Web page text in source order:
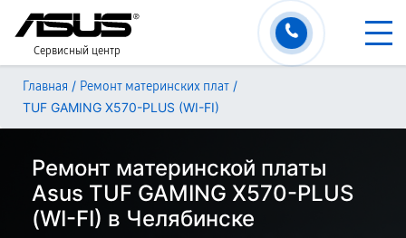
Сервисный центр
Главная / Ремонт материнских плат /
TUF GAMING X570-PLUS (WI-FI)
Ремонт материнской платы
Asus TUF GAMING X570-PLUS
(WI-FI) в Челябинске